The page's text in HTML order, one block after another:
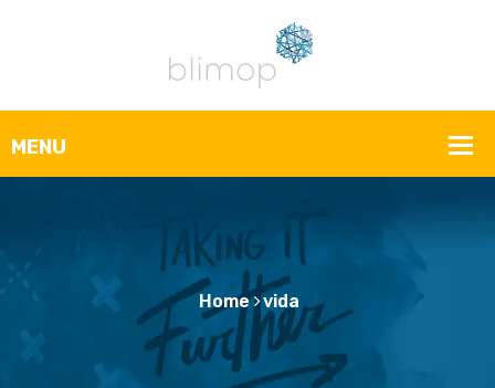
Home vida